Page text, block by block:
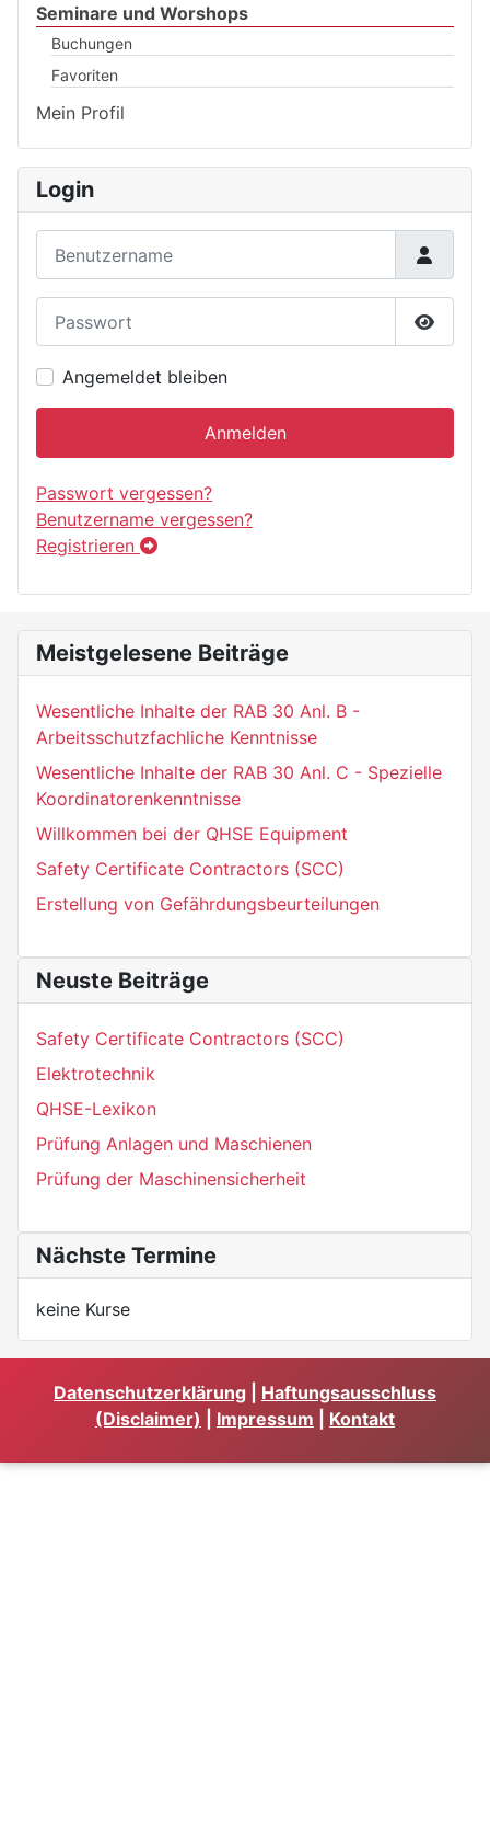
Seminare und Worshops
Buchungen
Favoriten
Mein Profil
Login
Angemeldet bleiben
Anmelden
Passwort vergessen?
Benutzername vergessen?
Registrieren
Meistgelesene Beiträge
Wesentliche Inhalte der RAB 30 Anl. B -
Arbeitsschutzfachliche Kenntnisse
Wesentliche Inhalte der RAB 30 Anl. C - Spezielle
Koordinatorenkenntnisse
Willkommen bei der QHSE Equipment
Safety Certificate Contractors (SCC)
Erstellung von Gefährdungsbeurteilungen
Neuste Beiträge
Safety Certificate Contractors (SCC)
Elektrotechnik
QHSE-Lexikon
Prüfung Anlagen und Maschienen
Prüfung der Maschinensicherheit
Nächste Termine
keine Kurse
Datenschutzerklärung
Haftungsausschluss
(Disclaimer)
Impressum Kontakt